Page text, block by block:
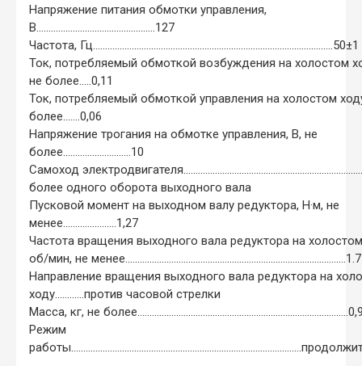
Напряжение питания обмотки управления,
В.................................................127
Частота, Гц...................................................................................................50±1
Ток, потребляемый обмоткой возбуждения на холостом
не более.....0,11
Ток, потребляемый обмоткой управления на холостом
более.......0,06
Напряжение трогания на обмотке управления, В, не
более............................10
Самоход
более одного оборота выходного вала
Пусковой момент на выходном валу редуктора, Н·м, не
менее......................1,27
Частота вращения выходного вала редуктора на
об/мин, не
Направление вращения выходного вала редуктора на
ходу............против часовой стрелки
Масса, кг, не
Режим